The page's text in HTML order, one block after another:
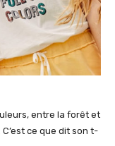
entre la forêt et
C’est ce que dit son t-